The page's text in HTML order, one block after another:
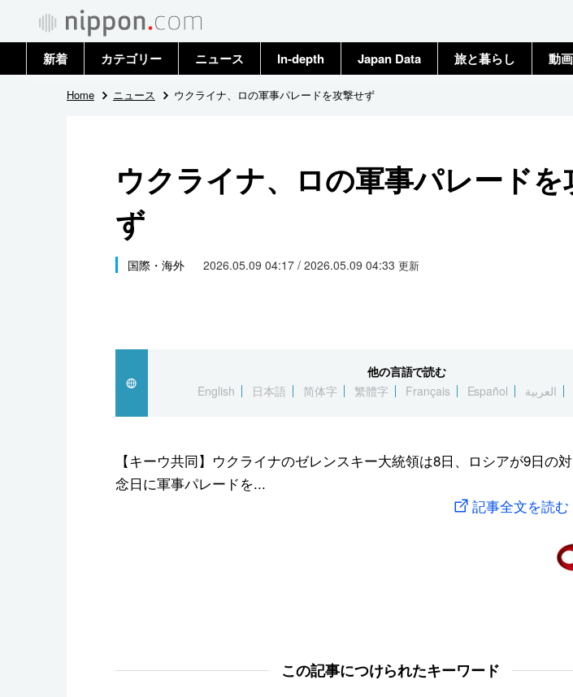
新着 カテゴリー
政治・外交
国際
社会
文化
スポーツ・東京2020
ニュース
トップ
In-depth Japan Data 旅と暮らし 動
Home ニュース ウクライナ、ロの軍事パレードを攻撃せず
ウクライナ、ロの軍事パレードを
ず
国際・海外 2026.05.09 04:17 / 2026.05.09 04:33 更新
他の言語で読む
English
日本語 简体字 繁體字 Français Español العربية
【キーウ共同】ウクライナのゼレンスキー大統領は8日、ロシアが9日の
念日に軍事パレードを...
記事全文を読む
この記事につけられたキーワード